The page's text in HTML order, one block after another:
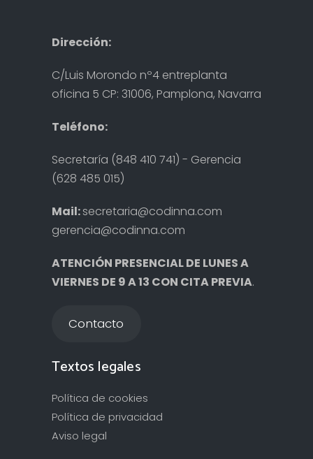
Dirección:
C/Luis Morondo nº4 entreplanta
oficina 5 CP: 31006, Pamplona, Navarra
Teléfono:
Secretaría (848 410 741) - Gerencia
(628 485 015)
Mail:secretaria@codinna.com
gerencia@codinna.com
ATENCIÓN PRESENCIAL DE LUNES A
VIERNES DE 9 A 13 CON CITA PREVIA.
Contacto
Textos legales
Política de cookies
Política de privacidad
Aviso legal